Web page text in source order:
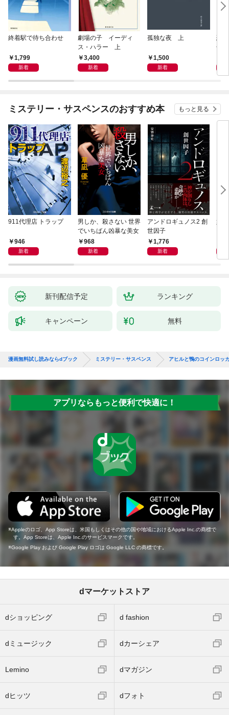
終着駅で待ち合わせ
1,799
新着
劇場の子 イーディ
ス・ハラー 上
3,400
新着
孤独な夜 上
1,500
新着
恐
化
ミステリー・サスペンスのおすすめ本 もっと見る
911代理店 トラップ
946
新着
男しか、殺さない 世界
でいちばん凶暴な美女
968
新着
アンドロギュノス2 創
世因子
1,776
新着
姐
新刊配信予定 ランキング
キャンペーン 無料
漫画無料試し読みならdブック ミステリー・サスペンス アヒルと鴨のコインロッ
アプリならもっと便利で快適に！
Appleのロゴ、App Storeは、米国もしくはその他の国や地域におけるApple Inc.の商標で
す。App Storeは、Apple Inc.のサービスマークです。
Google Play および Google Play ロゴは Google LLC の商標です。
dマーケットストア
dショッピング d fashion
dミュージック dカーシェア
Lemino dマガジン
dヒッツ dフォト